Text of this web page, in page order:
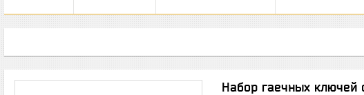
Набор гаечных ключей